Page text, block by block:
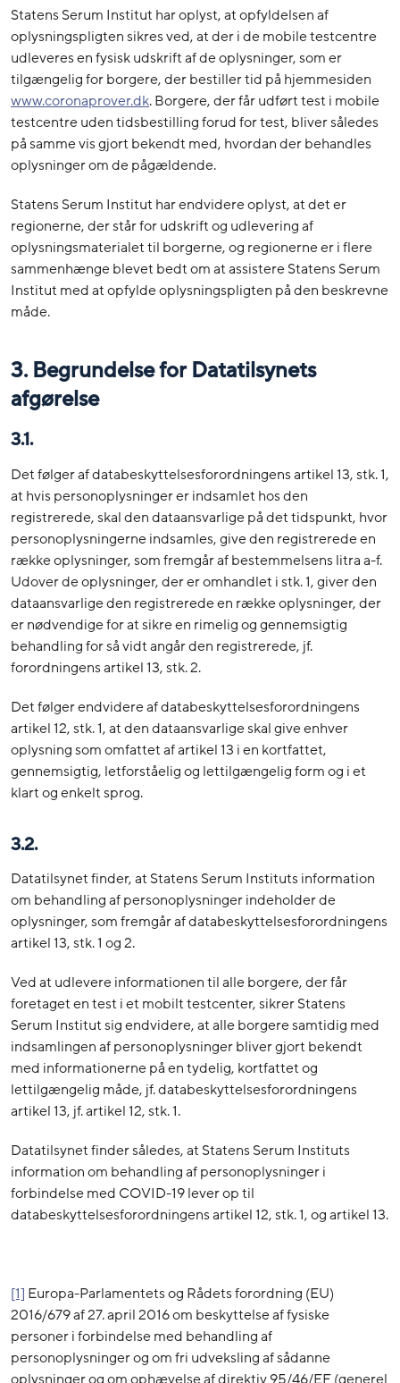
Statens Serum Institut har oplyst, at opfyldelsen af
oplysningspligten sikres ved, at der i de mobile testcentre
udleveres en fysisk udskrift af de oplysninger, som er
tilgængelig for borgere, der bestiller tid på hjemmesiden
www.coronaprover.dk. Borgere, der får udført test i mobile
testcentre uden tidsbestilling forud for test, bliver således
på samme vis gjort bekendt med, hvordan der behandles
oplysninger om de pågældende.
Statens Serum Institut har endvidere oplyst, at det er
regionerne, der står for udskrift og udlevering af
oplysningsmaterialet til borgerne, og regionerne er i flere
sammenhænge blevet bedt om at assistere Statens Serum
Institut med at opfylde oplysningspligten på den beskrevne
måde.
3. Begrundelse for Datatilsynets
afgørelse
3.1.
Det følger af databeskyttelsesforordningens artikel 13, stk. 1,
at hvis personoplysninger er indsamlet hos den
registrerede, skal den dataansvarlige på det tidspunkt, hvor
personoplysningerne indsamles, give den registrerede en
række oplysninger, som fremgår af bestemmelsens litra a-f.
Udover de oplysninger, der er omhandlet i stk. 1, giver den
dataansvarlige den registrerede en række oplysninger, der
er nødvendige for at sikre en rimelig og gennemsigtig
behandling for så vidt angår den registrerede, jf.
forordningens artikel 13, stk. 2.
Det følger endvidere af databeskyttelsesforordningens
artikel 12, stk. 1, at den dataansvarlige skal give enhver
oplysning som omfattet af artikel 13 i en kortfattet,
gennemsigtig, letforståelig og lettilgængelig form og i et
klart og enkelt sprog.
3.2.
Datatilsynet finder, at Statens Serum Instituts information
om behandling af personoplysninger indeholder de
oplysninger, som fremgår af databeskyttelsesforordningens
artikel 13, stk. 1 og 2.
Ved at udlevere informationen til alle borgere, der får
foretaget en test i et mobilt testcenter, sikrer Statens
Serum Institut sig endvidere, at alle borgere samtidig med
indsamlingen af personoplysninger bliver gjort bekendt
med informationerne på en tydelig, kortfattet og
lettilgængelig måde, jf. databeskyttelsesforordningens
artikel 13, jf. artikel 12, stk. 1.
Datatilsynet finder således, at Statens Serum Instituts
information om behandling af personoplysninger i
forbindelse med COVID-19 lever op til
databeskyttelsesforordningens artikel 12, stk. 1, og artikel 13.
[1] Europa-Parlamentets og Rådets forordning (EU)
2016/679 af 27. april 2016 om beskyttelse af fysiske
personer i forbindelse med behandling af
personoplysninger og om fri udveksling af sådanne